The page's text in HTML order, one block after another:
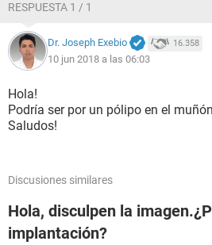
RESPUESTA 1 / 1
Dr. Joseph Exebio 16.358
10 jun 2018 a las 06:03
Hola!
Podría ser por un pólipo en el
Saludos!
Discusiones similares
Hola, disculpen la
implantación?